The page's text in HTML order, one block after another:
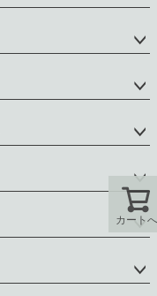
カートへ